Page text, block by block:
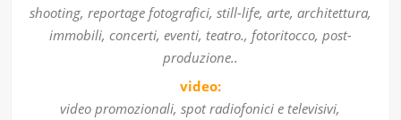
shooting, reportage fotografici, still-life, arte, architettura,
immobili, concerti, eventi, teatro., fotoritocco, post-
produzione..
video:
video promozionali, spot radiofonici e televisivi,